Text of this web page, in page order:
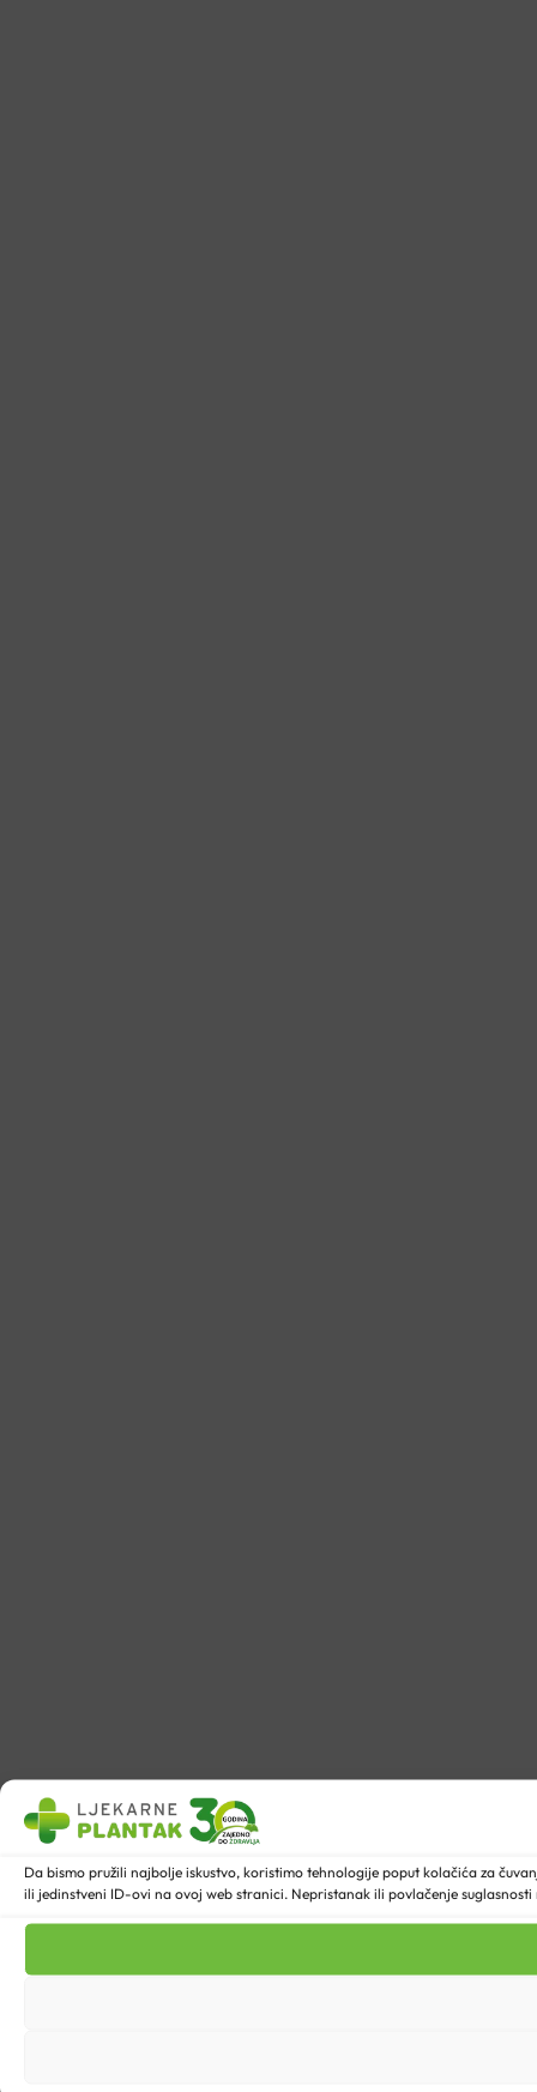
Da bismo pružili najbolje iskustvo, koristimo tehnologije poput kolačića za
ili jedinstveni ID-ovi na ovoj web stranici. Nepristanak ili povlačenje